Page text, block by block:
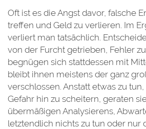
Oft ist es die Angst davor, falsche
treffen und Geld zu verlieren. Im
verliert man tatsächlich.
von der Furcht getrieben, Fehler
begnügen sich stattdessen mit
bleibt ihnen meistens der ganz
verschlossen. Anstatt etwas zu
Gefahr hin zu scheitern, geraten
übermäßigen Analysierens,
letztendlich nichts zu tun oder nur